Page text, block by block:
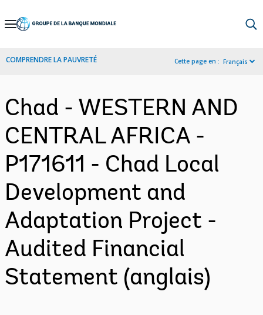
Skip
Navigation
COMPRENDRE LA PAUVRETÉ Cette page en : Français
Chad - WESTERN AND
CENTRAL AFRICA -
P171611 - Chad Local
Development and
Adaptation Project -
Audited Financial
Statement (anglais)